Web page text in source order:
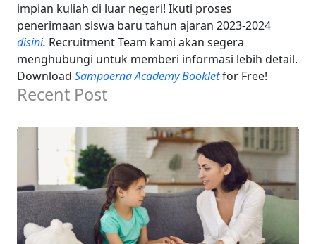
impian kuliah di luar negeri! Ikuti proses
penerimaan siswa baru tahun ajaran 2023-2024
disini. Recruitment Team kami akan segera
menghubungi untuk memberi informasi lebih detail.
Download Sampoerna Academy Bookletfor Free!
Recent Post